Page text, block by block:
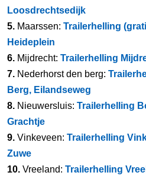
Loosdrechtsedijk
5. Maarssen: Trailerhelling
Heideplein
6. Mijdrecht: Trailerhelling
7. Nederhorst den berg:
Berg, Eilandseweg
8. Nieuwersluis: Trailerhelling
Grachtje
9. Vinkeveen: Trailerhelling
Zuwe
10. Vreeland: Trailerhelling